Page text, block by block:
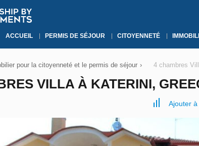
ACCUEIL PERMIS DE SÉJOUR CITOYENNETÉ
pour la citoyenneté et le permis de séjour › 4 chambres
VILLA À KATERINI,
Ajouter